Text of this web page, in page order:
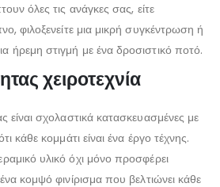
όλες τις ανάγκες σας, είτε
φιλοξενείτε μια μικρή συγκέντρωση ή
ήρεμη στιγμή με ένα δροσιστικό ποτό.
χειροτεχνία
είναι σχολαστικά κατασκευασμένες με
κάθε κομμάτι είναι ένα έργο τέχνης.
υλικό όχι μόνο προσφέρει
κομψό φινίρισμα που βελτιώνει κάθε